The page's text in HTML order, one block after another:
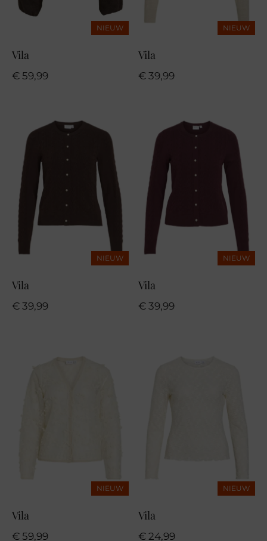
NIEUW
Vila
€ 59,99
NIEUW
Vila
€ 39,99
NIEUW
Vila
€ 39,99
NIEUW
Vila
€ 39,99
NIEUW
Vila
€ 59,99
NIEUW
Vila
€ 24,99